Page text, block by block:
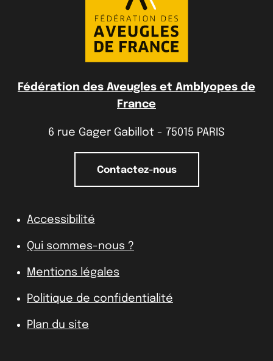
Fédération des Aveugles et Amblyopes de
France
6 rue Gager Gabillot - 75015 PARIS
Contactez-nous
Accessibilité
Qui sommes-nous ?
Mentions légales
Politique de confidentialité
Plan du site